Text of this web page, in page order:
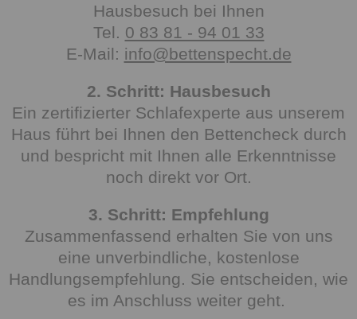
Hausbesuch bei Ihnen
Tel. 0 83 81 - 94 01 33
E-Mail: info@bettenspecht.de
2. Schritt: Hausbesuch
Ein zertifizierter Schlafexperte aus unserem
Haus führt bei Ihnen den Bettencheck durch
und bespricht mit Ihnen alle Erkenntnisse
noch direkt vor Ort.
3. Schritt: Empfehlung
Zusammenfassend erhalten Sie von uns
eine unverbindliche, kostenlose
Handlungsempfehlung. Sie entscheiden, wie
es im Anschluss weiter geht.